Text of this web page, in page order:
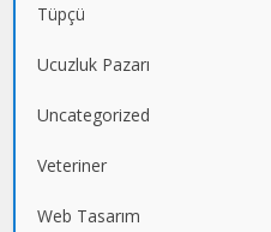
Tüpçü
Ucuzluk Pazarı
Uncategorized
Veteriner
Web Tasarım